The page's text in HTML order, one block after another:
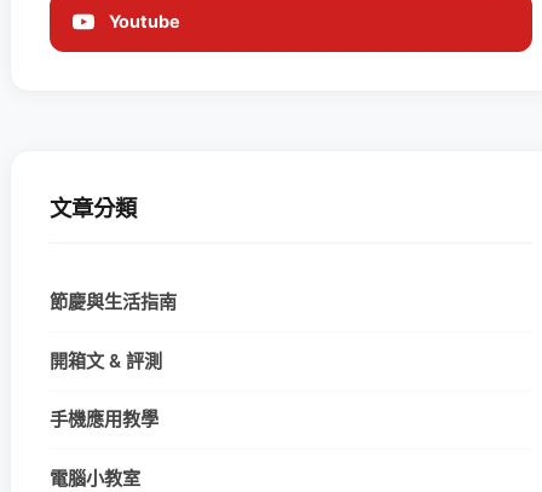
Youtube
文章分類
節慶與生活指南
開箱文 & 評測
手機應用教學
電腦小教室